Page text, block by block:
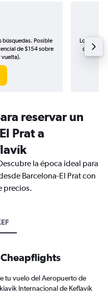
búsquedas. Posible
de $154 sobre
vuelta).
Los
de
reservar un
Prat a
la época ideal para
Barcelona-El Prat con
precios.
tu vuelo del Aeropuerto de
Internacional de Keflavík